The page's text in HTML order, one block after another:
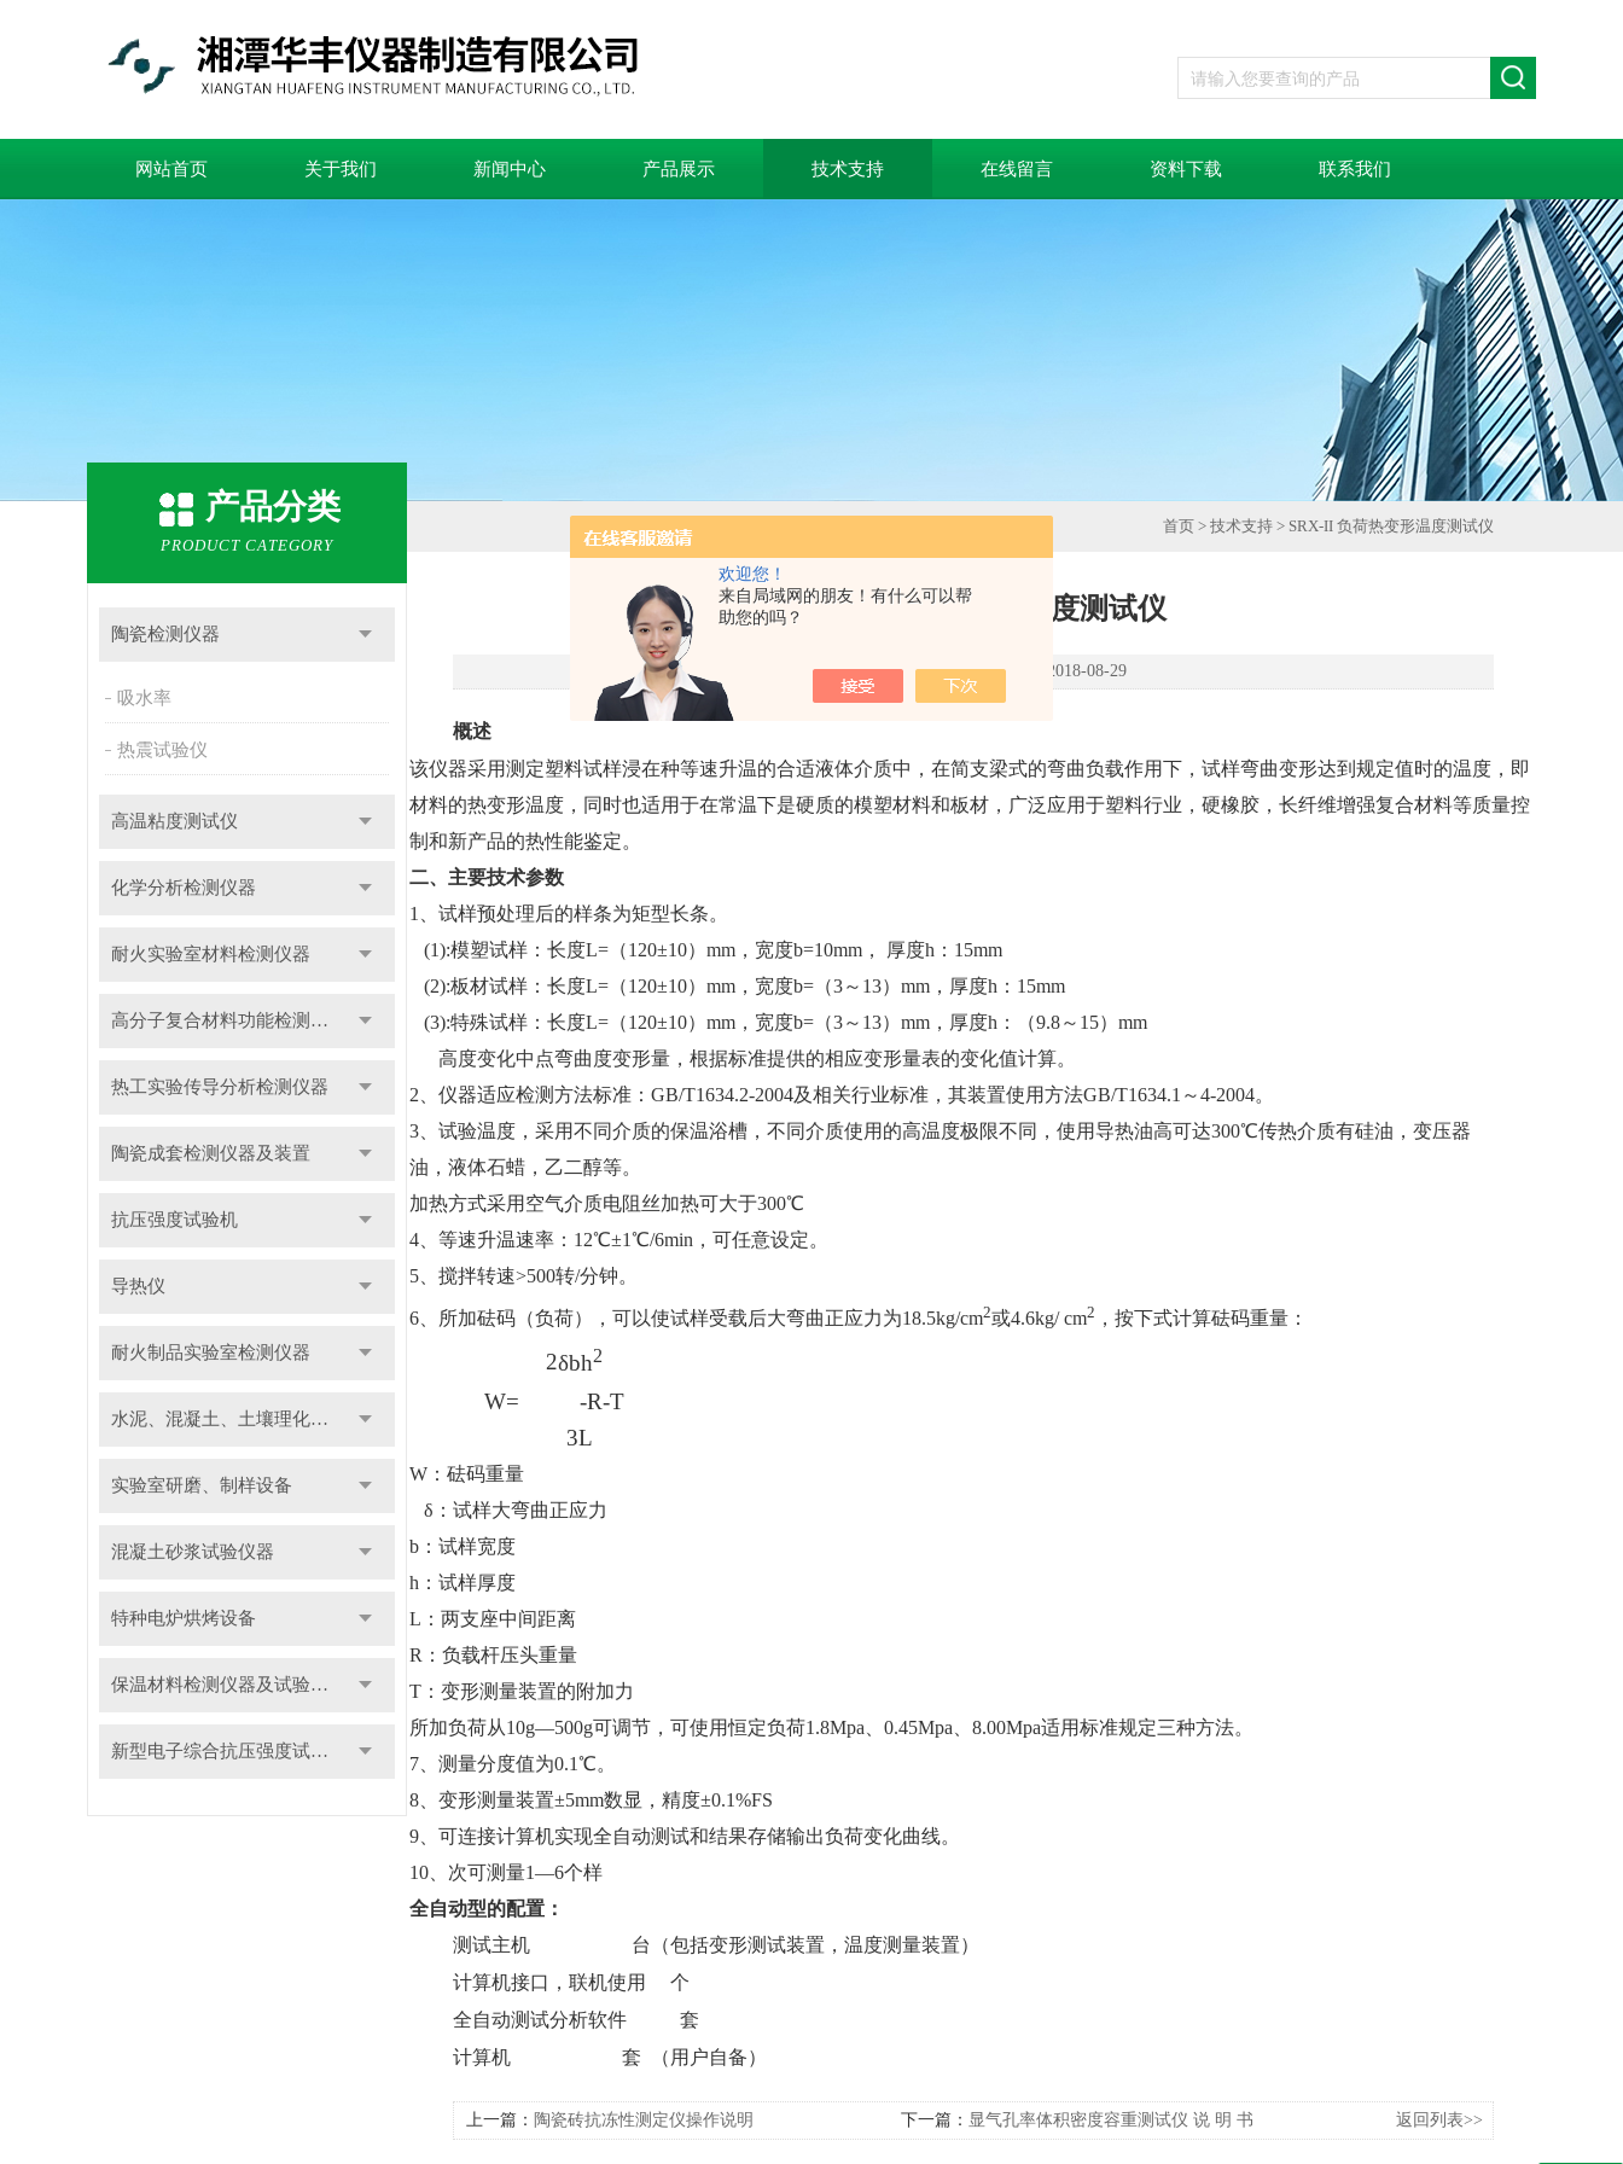
欢迎您！
来自局域网的朋友！有什么可以帮
助您的吗？
网站首页 关于我们 新闻中心 产品展示 技术支持 在线留言 资料下载 联系我们
产品分类
PRODUCT CATEGORY
陶瓷检测仪器
吸水率
热震试验仪
高温粘度测试仪
化学分析检测仪器
耐火实验室材料检测仪器
高分子复合材料功能检测仪器
热工实验传导分析检测仪器
陶瓷成套检测仪器及装置
抗压强度试验机
导热仪
耐火制品实验室检测仪器
水泥、混凝土、土壤理化检测仪器及装置
实验室研磨、制样设备
混凝土砂浆试验仪器
特种电炉烘烤设备
保温材料检测仪器及试验装置
新型电子综合抗压强度试验机
首页 > 技术支持 > SRX-II 负荷热变形温度测试仪
SRX-II 负荷热变形温度测试仪
点击次数：4188 更新时间：2018-08-29
概述
该仪器采用测定塑料试样浸在种等速升温的合适液体介质中，在简支梁式的弯曲负载作用下，试样弯曲变形达到规定值时的温度，即
材料的热变形温度，同时也适用于在常温下是硬质的模塑材料和板材，广泛应用于塑料行业，硬橡胶，长纤维增强复合材料等质量控
制和新产品的热性能鉴定。
二、主要技术参数
1
、试样预处理后的样条为矩型长条。
(1):模塑试样：长度L=（120±10）mm，宽度b=10mm， 厚度h：15mm
(2):板材试样：长度L=（120±10）mm，宽度b=（3～13）mm，厚度h：15mm
(3):特殊试样：长度L=（120±10）mm，宽度b=（3～13）mm，厚度h：（9.8～15）mm
高度变化中点弯曲度变形量，根据标准提供的相应变形量表的变化值计算。
2 、仪器适应检测方法标准：GB/T1634.2-2004及相关行业标准，其装置使用方法GB/T1634.1～4-2004。
3 、试验温度，采用不同介质的保温浴槽，不同介质使用的高温度极限不同，使用导热油高可达300℃传热介质有硅油，变压器
油，液体石蜡，乙二醇等。
加热方式采用空气介质电阻丝加热可大于300℃
4 、等速升温速率：12℃±1℃/6min，可任意设定。
5 、搅拌转速>500转/分钟。
6 、所加砝码（负荷），可以使试样受载后大弯曲正应力为18.5kg/cm2或4.6kg/ cm2 ，按下式计算砝码重量：
2δbh2
W= -R-T
3L
W ：砝码重量
δ：试样大弯曲正应力
b ：试样宽度
h ：试样厚度
L ：两支座中间距离
R ：负载杆压头重量
T ：变形测量装置的附加力
所加负荷从10g—500g可调节，可使用恒定负荷1.8Mpa、0.45Mpa、8.00Mpa适用标准规定三种方法。
7 、测量分度值为0.1℃。
8 、变形测量装置±5mm数显，精度±0.1%FS
9 、可连接计算机实现全自动测试和结果存储输出负荷变化曲线。
10 、次可测量1—6个样
全自动型的配置：
测试主机 台（包括变形测试装置，温度测量装置）
计算机接口，联机使用 个
全自动测试分析软件 套
计算机 套 （用户自备）
上一篇： 陶瓷砖抗冻性测定仪操作说明 下一篇： 显气孔率体积密度容重测试仪 说 明 书 返回列表>>